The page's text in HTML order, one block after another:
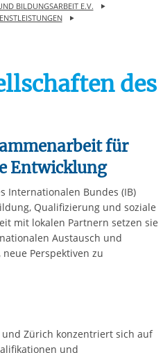
BILDUNGSARBEIT E.V.
des
für
Entwicklung
Internationalen Bundes (IB)
Qualifizierung und soziale
mit lokalen Partnern setzen sie
Austausch und
Perspektiven zu
und Zürich konzentriert sich auf
und